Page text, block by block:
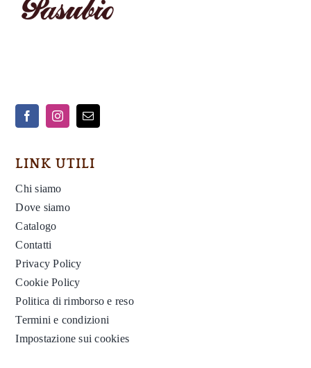
LINK UTILI
Chi siamo
Dove siamo
Catalogo
Contatti
Privacy Policy
Cookie Policy
Politica di rimborso e reso
Termini e condizioni
Impostazione sui cookies